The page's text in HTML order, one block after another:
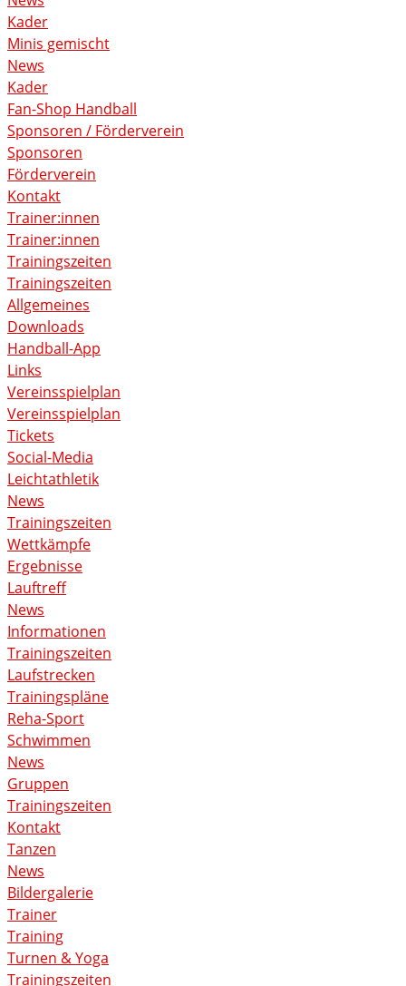
Kader
Minis gemischt
News
Kader
Fan-Shop Handball
Sponsoren / Förderverein
Sponsoren
Förderverein
Kontakt
Trainer:innen
Trainer:innen
Trainingszeiten
Trainingszeiten
Allgemeines
Downloads
Handball-App
Links
Vereinsspielplan
Vereinsspielplan
Tickets
Social-Media
Leichtathletik
News
Trainingszeiten
Wettkämpfe
Ergebnisse
Lauftreff
News
Informationen
Trainingszeiten
Laufstrecken
Trainingspläne
Reha-Sport
Schwimmen
News
Gruppen
Trainingszeiten
Kontakt
Tanzen
News
Bildergalerie
Trainer
Training
Turnen & Yoga
Trainingszeiten